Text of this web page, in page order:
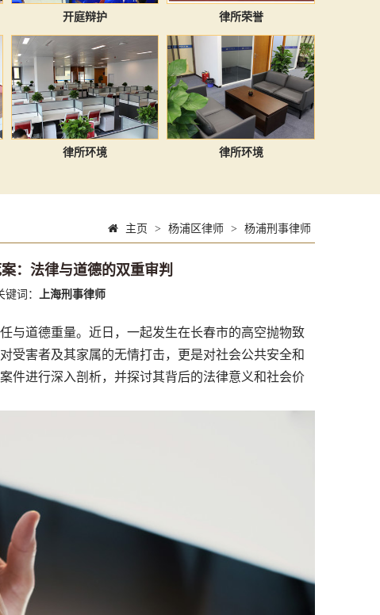
开庭辩护 律所荣誉
律所环境 律所环境
主页 > 杨浦区律师 > 杨浦刑事律师
：法律与道德的双重审判
键词： 上海刑事律师
与道德重量。近日，一起发生在长春市的高空抛物致
受害者及其家属的无情打击，更是对社会公共安全和
件进行深入剖析，并探讨其背后的法律意义和社会价